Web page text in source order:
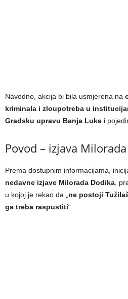
Navodno, akcija bi bila usmjerena na
kriminala i zloupotreba u
Gradsku upravu Banja Luke i
Povod – izjava
Prema dostupnim informacijama,
nedavne izjave Milorada Dodika,
u kojoj je rekao da „ne postoji
ga treba raspustiti“.